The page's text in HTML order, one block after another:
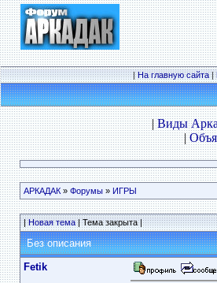
|На главную сайта|
|Виды
|
АРКАДАК» Форумы» ИГРЫ
|Новая тема| Тема закрыта |
Без описания
Fetik